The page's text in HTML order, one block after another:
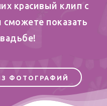
красивый клип c
показать
ФОТОГРАФИЙ